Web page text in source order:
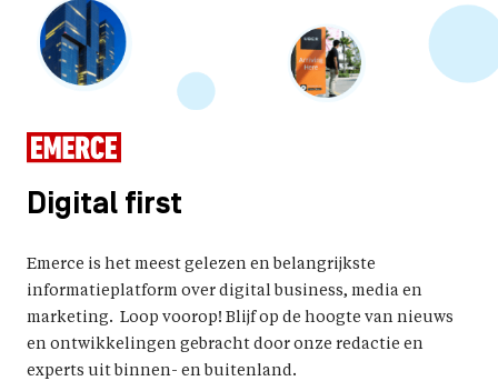
Digital first
Emerce is het meest gelezen en belangrijkste
informatieplatform over digital business, media en
marketing. Loop voorop! Blijf op de hoogte van nieuws
en ontwikkelingen gebracht door onze redactie en
experts uit binnen- en buitenland.